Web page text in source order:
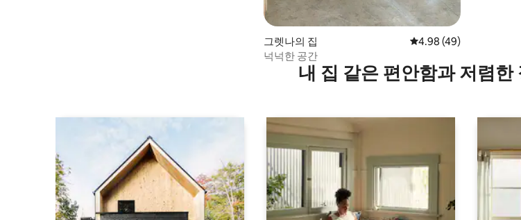
그렛나의 집 평점 4.98점(5점 만점),
4.98 (49)
넉넉한 공간
내 집 같은 편안함과 저렴한